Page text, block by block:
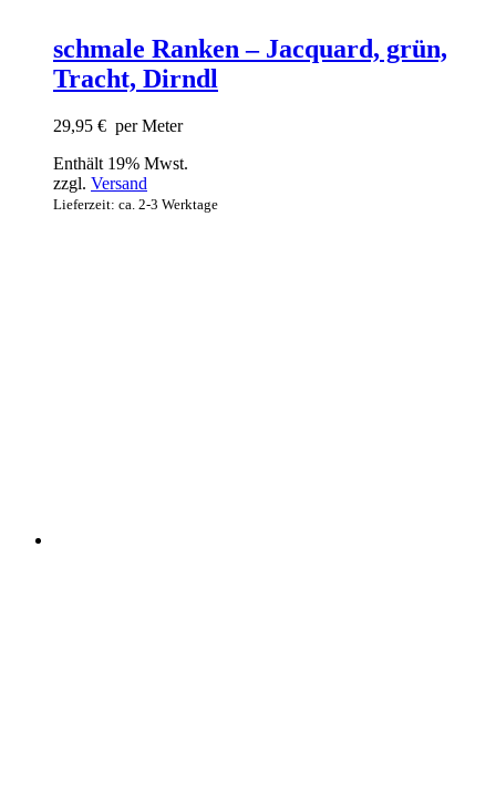
schmale Ranken – Jacquard, grün,
Tracht, Dirndl
29,95 € per Meter
Enthält 19% Mwst.
zzgl. Versand
Lieferzeit: ca. 2-3 Werktage